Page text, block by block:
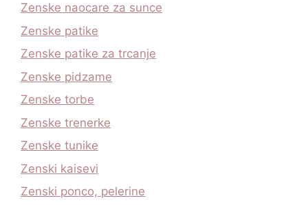
Zenske naocare za sunce
Zenske patike
Zenske patike za trcanje
Zenske pidzame
Zenske torbe
Zenske trenerke
Zenske tunike
Zenski kaisevi
Zenski ponco, pelerine